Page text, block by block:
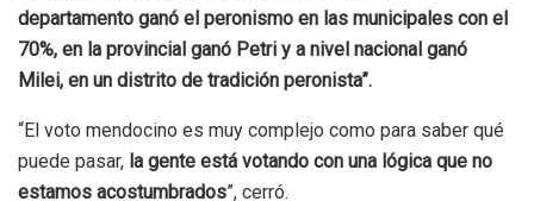
departamento ganó el peronismo en las municipales con el
70%, en la provincial ganó Petri y a nivel nacional ganó
Milei, en un distrito de tradición peronista”.
“El voto mendocino es muy complejo como para saber qué
puede pasar, la gente está votando con una lógica que no
estamos acostumbrados”, cerró.